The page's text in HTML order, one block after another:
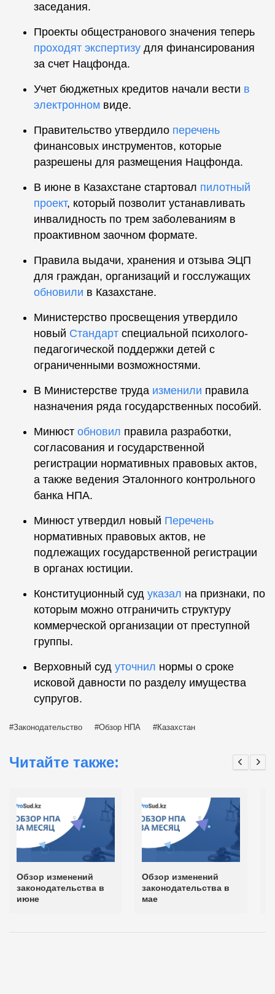
заседания.
Проекты общестранового значения теперь
проходят экспертизу для финансирования
за счет Нацфонда.
Учет бюджетных кредитов начали вести в
электронном виде.
Правительство утвердило перечень
финансовых инструментов, которые
разрешены для размещения Нацфонда.
В июне в Казахстане стартовал пилотный
проект, который позволит устанавливать
инвалидность по трем заболеваниям в
проактивном заочном формате.
Правила выдачи, хранения и отзыва ЭЦП
для граждан, организаций и госслужащих
обновили в Казахстане.
Министерство просвещения утвердило
новый Стандарт специальной психолого-
педагогической поддержки детей с
ограниченными возможностями.
В Министерстве труда изменили правила
назначения ряда государственных пособий.
Минюст обновил правила разработки,
согласования и государственной
регистрации нормативных правовых актов,
а также ведения Эталонного контрольного
банка НПА.
Минюст утвердил новый Перечень
нормативных правовых актов, не
подлежащих государственной регистрации
в органах юстиции.
Конституционный суд указал на признаки, по
которым можно отграничить структуру
коммерческой организации от преступной
группы.
Верховный суд уточнил нормы о сроке
исковой давности по разделу имущества
супругов.
Законодательство Обзор НПА Казахстан
Читайте также:
Обзор изменений
законодательства в
июне
Обзор изменений
законодательства в
мае